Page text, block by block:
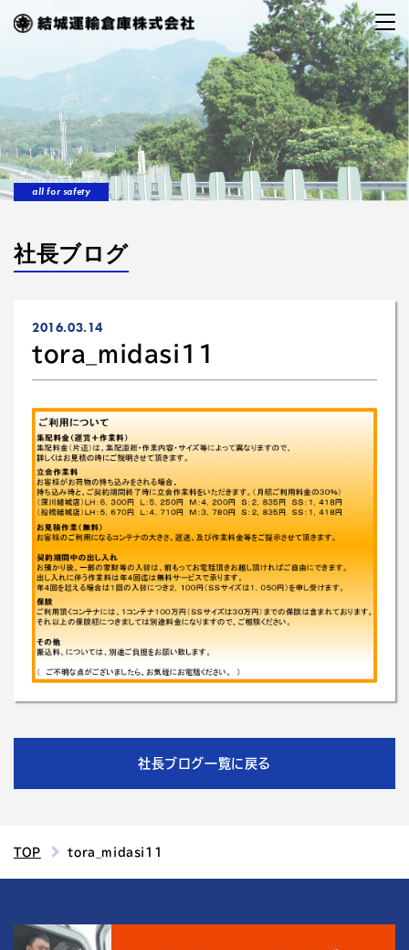
all for safety
社長ブログ
2016.03.14
tora_midasi11
社長ブログ一覧に戻る
TOP tora_midasi11
結城運輸倉庫の4